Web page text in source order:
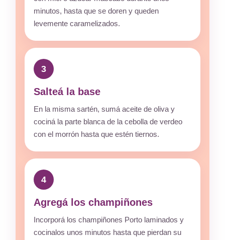
minutos, hasta que se doren y queden
levemente caramelizados.
3
Salteá la base
En la misma sartén, sumá aceite de oliva y
cociná la parte blanca de la cebolla de verdeo
con el morrón hasta que estén tiernos.
4
Agregá los champiñones
Incorporá los champiñones Porto laminados y
cocinalos unos minutos hasta que pierdan su